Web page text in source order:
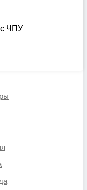
с ЧПУ